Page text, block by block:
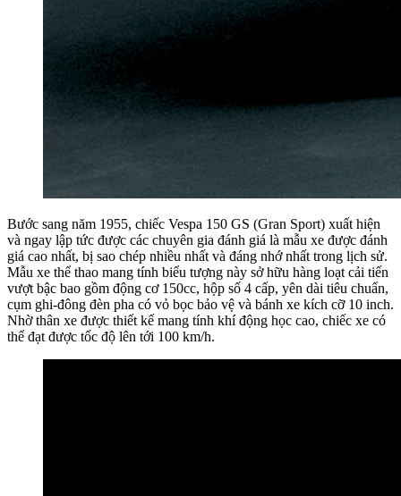
Bước sang năm 1955, chiếc Vespa 150 GS (Gran Sport) xuất hiện
và ngay lập tức được các chuyên gia đánh giá là mẫu xe được đánh
giá cao nhất, bị sao chép nhiều nhất và đáng nhớ nhất trong lịch sử.
Mẫu xe thể thao mang tính biểu tượng này sở hữu hàng loạt cải tiến
vượt bậc bao gồm động cơ 150cc, hộp số 4 cấp, yên dài tiêu chuẩn,
cụm ghi-đông đèn pha có vỏ bọc bảo vệ và bánh xe kích cỡ 10 inch.
Nhờ thân xe được thiết kế mang tính khí động học cao, chiếc xe có
thể đạt được tốc độ lên tới 100 km/h.